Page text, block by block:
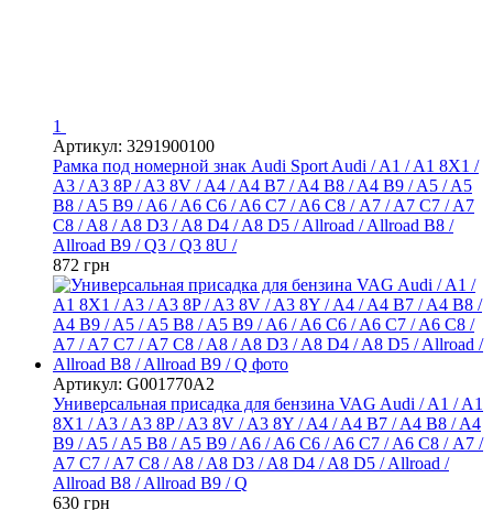
1
Артикул: 3291900100
Рамка под номерной знак Audi Sport Audi / A1 / A1 8X1 /
A3 / A3 8P / A3 8V / A4 / A4 B7 / A4 B8 / A4 B9 / A5 / A5
B8 / A5 B9 / A6 / A6 C6 / A6 C7 / A6 С8 / A7 / A7 C7 / A7
C8 / A8 / A8 D3 / A8 D4 / A8 D5 / Allroad / Allroad B8 /
Allroad B9 / Q3 / Q3 8U /
872 грн
Артикул: G001770A2
Универсальная присадка для бензина VAG Audi / A1 / A1
8X1 / A3 / A3 8P / A3 8V / A3 8Y / A4 / A4 B7 / A4 B8 / A4
B9 / A5 / A5 B8 / A5 B9 / A6 / A6 C6 / A6 C7 / A6 С8 / A7 /
A7 C7 / A7 C8 / A8 / A8 D3 / A8 D4 / A8 D5 / Allroad /
Allroad B8 / Allroad B9 / Q
630 грн